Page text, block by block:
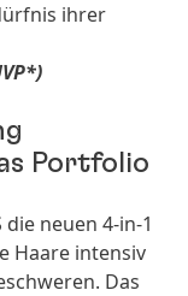
ihrer
Portfolio
neuen 4-in-1
Haare intensiv
Das